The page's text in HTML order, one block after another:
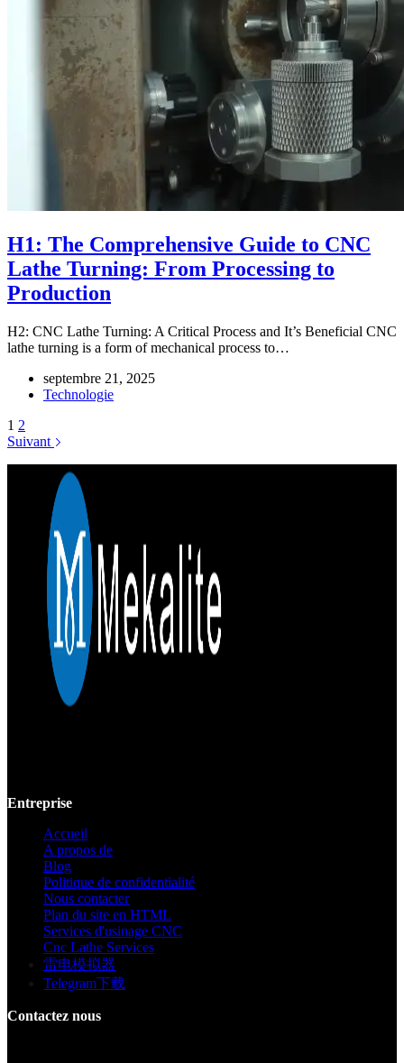
H1: The Comprehensive Guide to CNC
Lathe Turning: From Processing to
Production
H2: CNC Lathe Turning: A Critical Process and It’s Beneficial CNC
lathe turning is a form of mechanical process to…
septembre 21, 2025
Technologie
1 2
Suivant
Entreprise
Accueil
A propos de
Blog
Politique de confidentialité
Nous contacter
Plan du site en HTML
Services d'usinage CNC
Cnc Lathe Services
雷电模拟器
Telegram下载
Contactez nous